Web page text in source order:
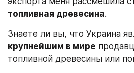
топливная древесина.
крупнейшим в мире
топливной древесины или